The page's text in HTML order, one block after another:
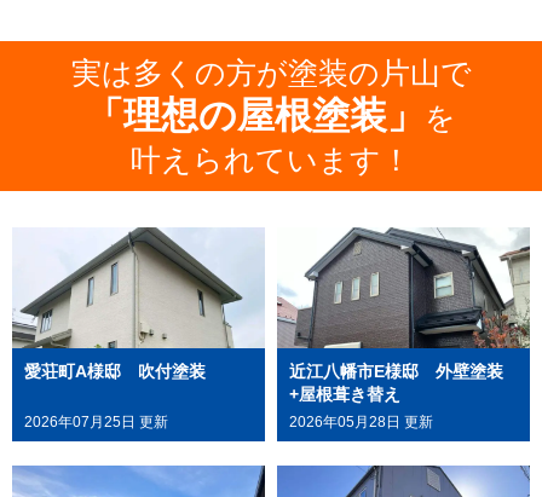
実は多くの方が塗装の片山で
「理想の屋根塗装」
を
叶えられています！
愛荘町A様邸 吹付塗装
2026年07月25日 更新
近江八幡市E様邸 外壁塗装
+屋根葺き替え
2026年05月28日 更新